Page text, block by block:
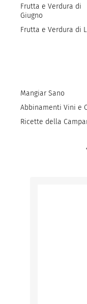
Frutta e Verdura di
Giugno
Frutta e Verdura di
Mangiar Sano
Abbinamenti Vini e
Ricette della